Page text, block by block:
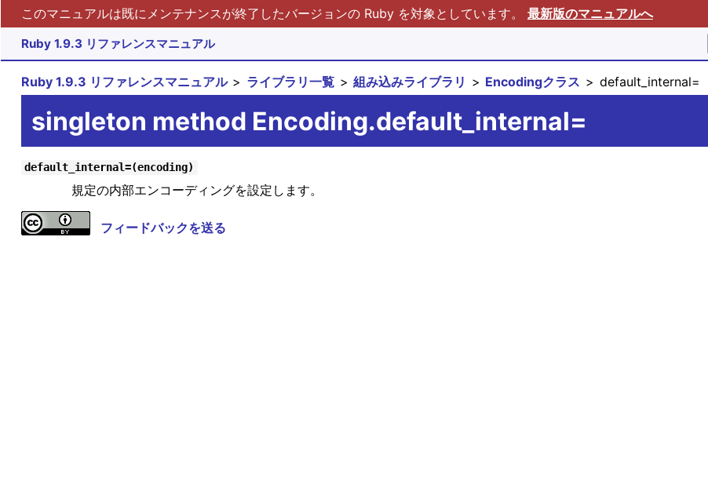
このマニュアルは既にメンテナンスが終了したバージョンの Ruby を対象としています。 最新版のマニュアルへ
Ruby 1.9.3 リファレンスマニュアル
Ruby 1.9.3 リファレンスマニュアル ライブラリ一覧 組み込みライブラリ Encodingクラス default_internal=
singleton method Encoding.default_internal=
default_internal=(encoding)
規定の内部エンコーディングを設定します。
フィードバックを送る